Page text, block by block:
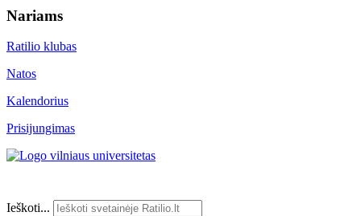
Nariams
Ratilio klubas
Natos
Kalendorius
Prisijungimas
Ieškoti...